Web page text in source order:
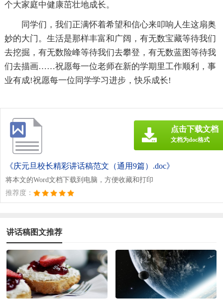
个大家庭中健康茁壮地成长。
同学们，我们正满怀着希望和信心来叩响人生这扇奥
妙的大门。生活是那样丰富和广阔，有无数宝藏等待我们
去挖掘，有无数险峰等待我们去攀登，有无数蓝图等待我
们去描画……祝愿每一位老师在新的学期里工作顺利，事
业有成!祝愿每一位同学学习进步，快乐成长!
《庆元旦校长精彩讲话稿范文（通用9篇）.doc》
将本文的Word文档下载到电脑，方便收藏和打印
推荐度：
点击下载文档
文档为doc格式
讲话稿图文推荐